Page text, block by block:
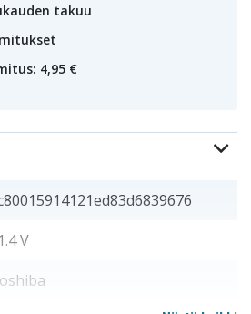
takuu
4,95 €
V